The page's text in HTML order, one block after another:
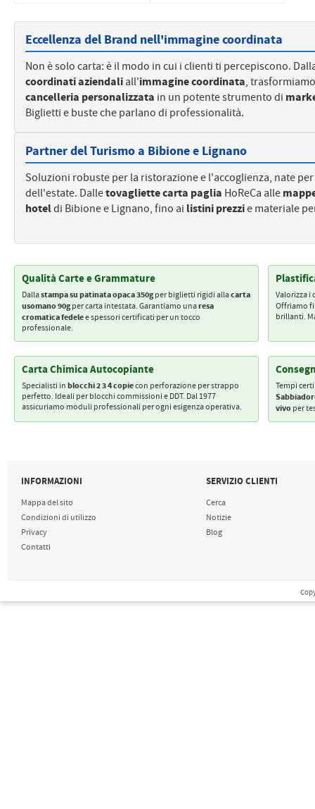
Eccellenza del Brand nell'immagine coordinata
Non è solo carta: è il modo in cui i clienti ti percepiscono.
coordinati aziendaliall'immagine coordinata,
cancelleria personalizzata in un potente strumento di
Biglietti e buste che parlano di professionalità.
Partner del Turismo a Bibione e Lignano
Soluzioni robuste per la ristorazione e l'accoglienza, nate
dell'estate. Dalletovagliette carta paglia HoReCa alle
hoteldi Bibione e Lignano, fino ai listini prezzie materiale
Qualità Carte e Grammature
Dallastampa su patinata opaca 350gper biglietti rigidi allacarta
usomano 90gper carta intestata. Garantiamo unaresa
cromatica fedelee spessori certificati per un tocco
professionale.
Valorizza
Offriamo
brillanti.
Carta Chimica Autocopiante
Specialisti inblocchi 2 3 4 copiecon perforazione per strappo
perfetto. Ideali per blocchi commissioni e DDT. Dal 1977
assicuriamo moduli professionali per ogni esigenza operativa.
Tempi
vivoper
INFORMAZIONI
Mappa del sito
Condizioni di utilizzo
Privacy
Contatti
SERVIZIO CLIENTI
Cerca
Notizie
Blog